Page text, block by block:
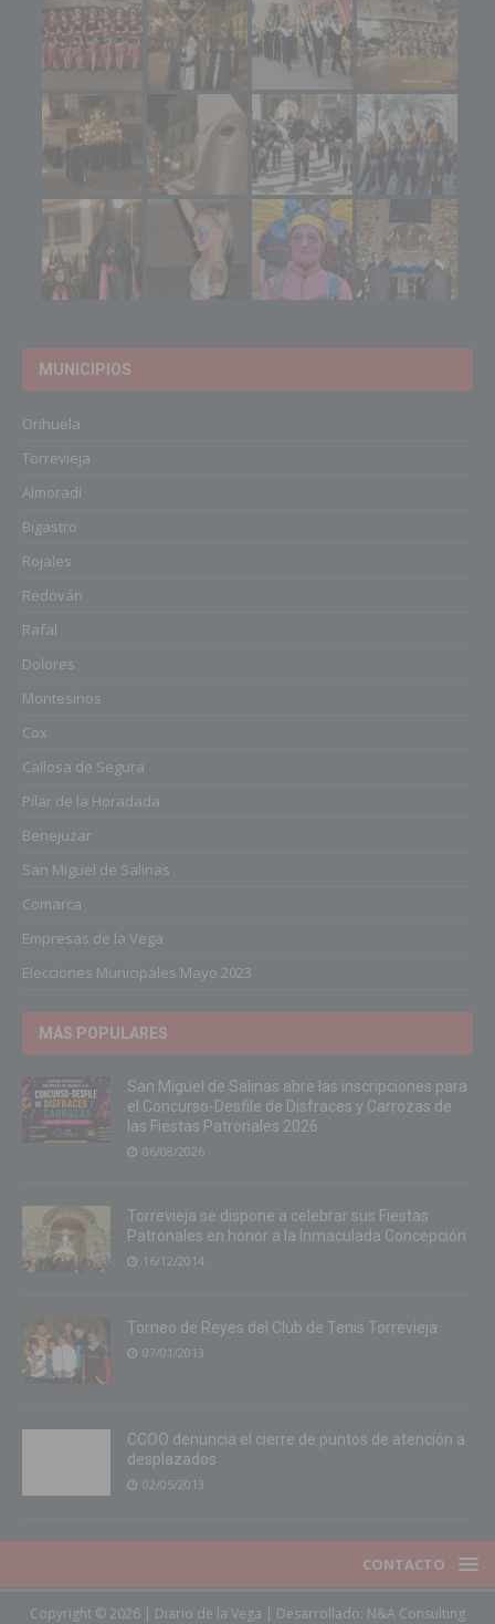
MUNICIPIOS
Orihuela
Torrevieja
Almoradí
Bigastro
Rojales
Redován
Rafal
Dolores
Montesinos
Cox
Callosa de Segura
Pilar de la Horadada
Benejuzar
San Miguel de Salinas
Comarca
Empresas de la Vega
Elecciones Municipales Mayo 2023
MÁS POPULARES
San Miguel de Salinas abre las inscripciones para
el Concurso-Desfile de Disfraces y Carrozas de
las Fiestas Patronales 2026
06/08/2026
Torrevieja se dispone a celebrar sus Fiestas
Patronales en honor a la Inmaculada Concepción
16/12/2014
Torneo de Reyes del Club de Tenis Torrevieja
07/01/2013
CCOO denuncia el cierre de puntos de atención a
desplazados
02/05/2013
CONTACTO
Copyright © 2026 | Diario de la Vega | Desarrollado: N&A Consulting